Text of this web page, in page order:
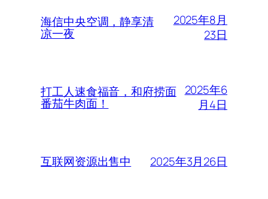
海信中央空调，静享清
凉一夜
2025年8月
23日
打工人速食福音，和府捞面
番茄牛肉面！
2025年6
月4日
互联网资源出售中 2025年3月26日